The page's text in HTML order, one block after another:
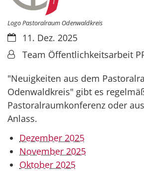
Logo Pastoralraum Odenwaldkreis
Datum:11. Dez. 2025
Von:Team Öffentlichkeitsarbeit
"Neuigkeiten aus dem
Odenwaldkreis" gibt es
Pastoralraumkonferenz oder
Anlass.
Dezember 2025
November 2025
Oktober 2025